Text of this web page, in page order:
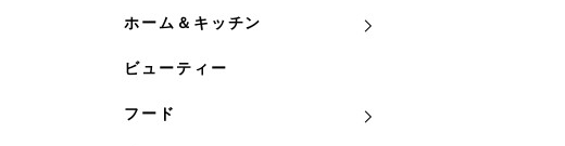
ホーム＆キッチン
ビューティー
フード